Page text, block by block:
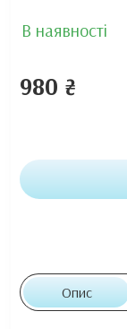
В наявності
980 ₴
Опис